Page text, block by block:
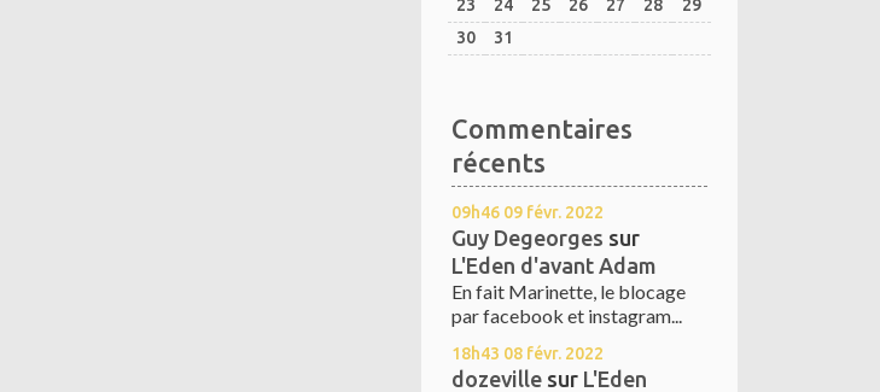
23
24 25 26 27 28
29
30
31
Commentaires
récents
09h46 09 févr. 2022
Guy Degeorges sur
L'Eden d'avant Adam
En fait Marinette, le blocage
par facebook et instagram...
18h43 08 févr. 2022
dozeville sur L'Eden